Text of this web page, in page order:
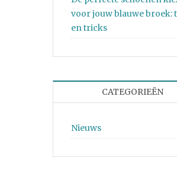
voor jouw blauwe broek:
en tricks
CATEGORIEËN
Nieuws